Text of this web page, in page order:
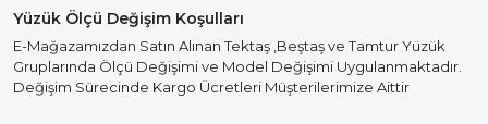
Yüzük Ölçü Değişim Koşulları
E-Mağazamızdan Satın Alınan Tektaş ,Beştaş ve Tamtur Yüzük
Gruplarında Ölçü Değişimi ve Model Değişimi Uygulanmaktadır.
Değişim Sürecinde Kargo Ücretleri Müşterilerimize Aittir